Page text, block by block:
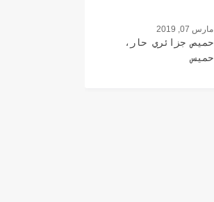
مارس 07, 2019
حميص جزائري حار،
حميس